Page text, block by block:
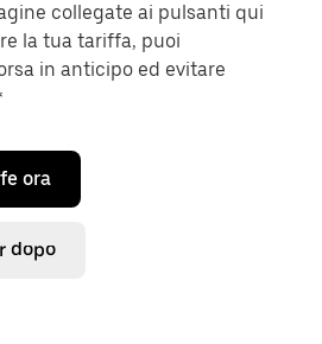
collegate ai pulsanti qui
la tua tariffa, puoi
in anticipo ed evitare
ora
dopo